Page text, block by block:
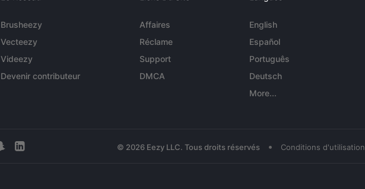
Brusheezy
Vecteezy
Videezy
Devenir contributeur
Affaires
Réclame
Support
DMCA
English
Español
Português
Deutsch
More...
© 2026 Eezy LLC. Tous droits réservés • Conditions d'utilisation